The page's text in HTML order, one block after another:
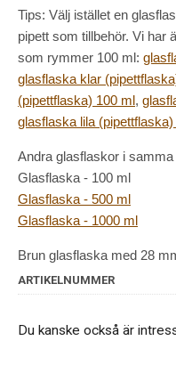
Tips: Välj istället en
pipett som tillbehör. Vi har
som rymmer 100 ml:
glasflaska klar
(pipettflaska) 100 ml,
glasflaska lila
Andra glasflaskor i samma
Glasflaska - 100 ml
Glasflaska - 500 ml
Glasflaska - 1000 ml
Brun glasflaska med 28
ARTIKELNUMMER
Du kanske också är